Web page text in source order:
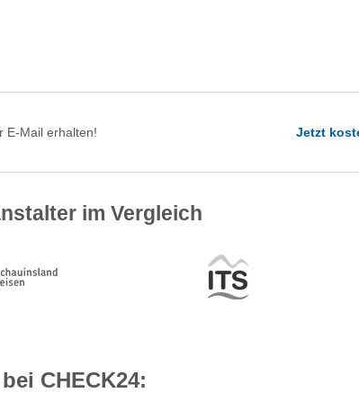
E-Mail erhalten! Jetzt
im Vergleich
CHECK24: